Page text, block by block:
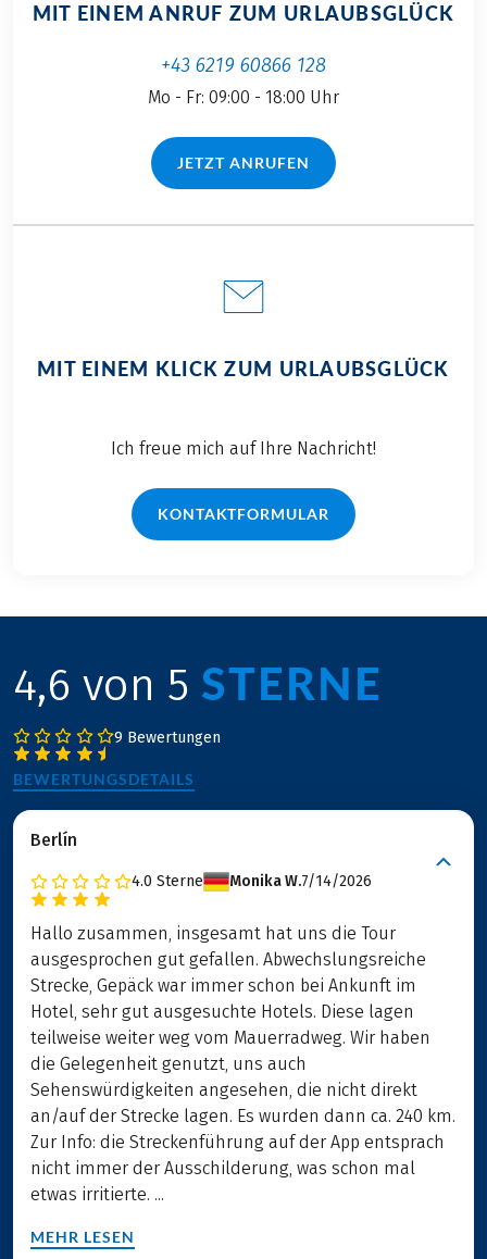
MIT EINEM ANRUF ZUM URLAUBSGLÜCK
+43 6219 60866 128
Mo - Fr: 09:00 - 18:00 Uhr
JETZT ANRUFEN(LINK ÖFFNET IN NEUEM TAB)
MIT EINEM KLICK ZUM URLAUBSGLÜCK
Ich freue mich auf Ihre Nachricht!
KONTAKTFORMULAR
4,6 von 5 STERNE
9 Bewertungen
BEWERTUNGSDETAILS
Berlín
4.0 Sterne Monika W.7/14/2026
Hallo zusammen, insgesamt hat uns die Tour
ausgesprochen gut gefallen. Abwechslungsreiche
Strecke, Gepäck war immer schon bei Ankunft im
Hotel, sehr gut ausgesuchte Hotels. Diese lagen
teilweise weiter weg vom Mauerradweg. Wir haben
die Gelegenheit genutzt, uns auch
Sehenswürdigkeiten angesehen, die nicht direkt
an/auf der Strecke lagen. Es wurden dann ca. 240 km.
Zur Info: die Streckenführung auf der App entsprach
nicht immer der Ausschilderung, was schon mal
etwas irritierte. ...
MEHR LESEN